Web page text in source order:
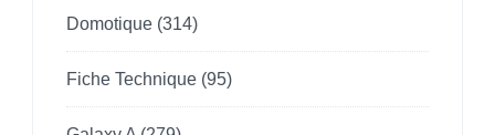
Domotique (314)
Fiche Technique (95)